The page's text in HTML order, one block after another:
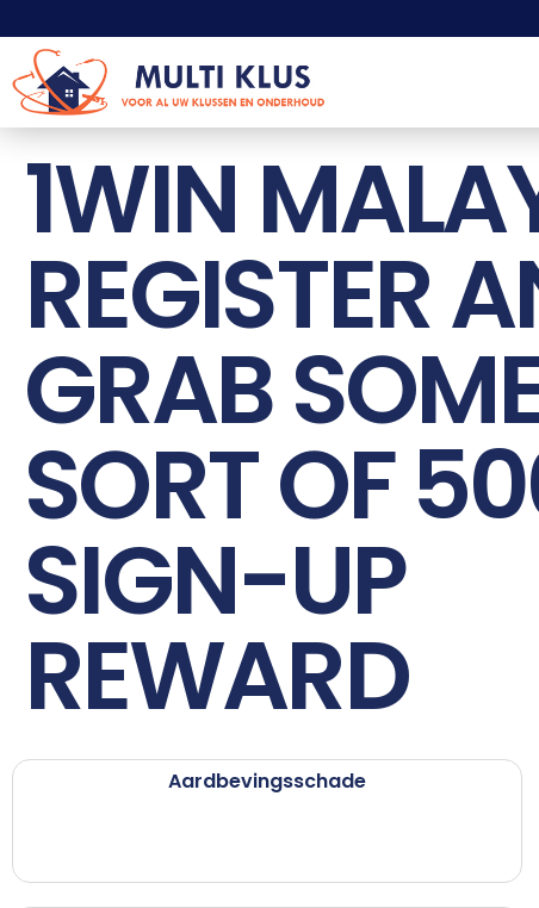
1WIN
REGISTER
GRAB
SORT OF
SIGN-UP
REWARD
Aardbevingsschade